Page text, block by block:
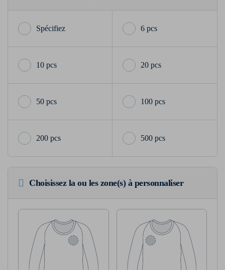
6 pcs
10 pcs 20 pcs
50 pcs 100 pcs
200 pcs 500 pcs
Choisissez la ou les zone(s) à personnaliser